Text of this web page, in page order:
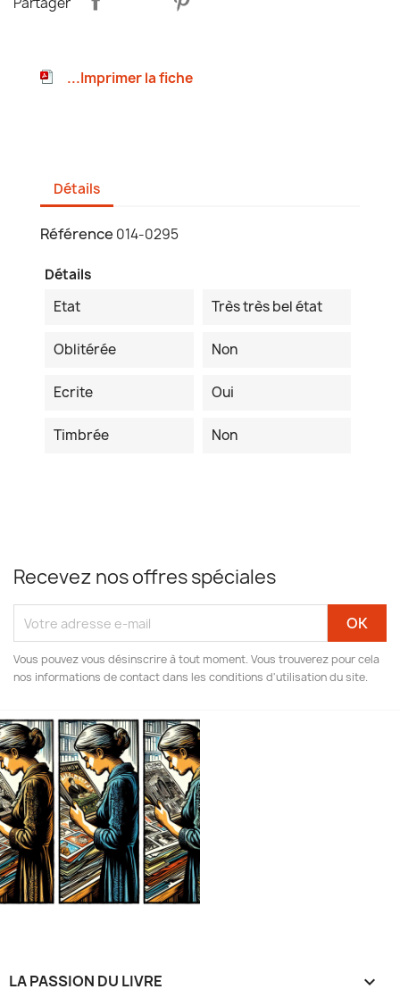
...Imprimer la fiche
Détails
Référence 014-0295
Détails
Etat
Très très bel état
Oblitérée Non
Ecrite Oui
Timbrée Non
Recevez nos offres spéciales
Vous pouvez vous désinscrire à tout moment. Vous trouverez pour cela
nos informations de contact dans les conditions d'utilisation du site.
LA PASSION DU LIVRE 